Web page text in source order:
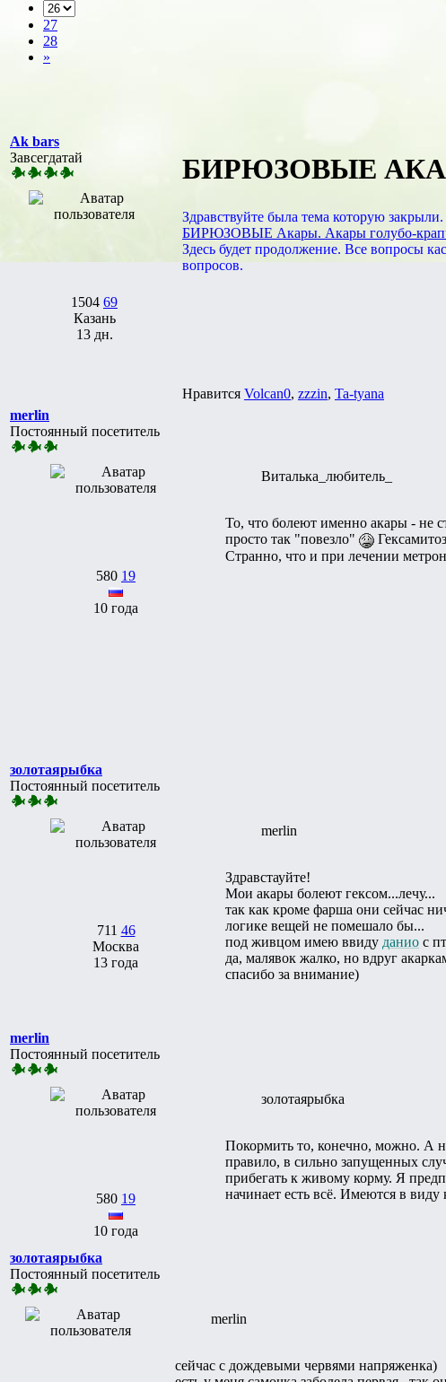
27
28
»
Ak bars
Завсегдатай
1504 69
Казань
13 дн.
БИРЮЗОВЫЕ
Здравствуйте была тема которую закрыли.
БИРЮЗОВЫЕ Акары. Акары голубо-
Здесь будет продолжение. Все вопросы
вопросов.
Нравится Volcan0, zzzin, Ta-tyana
merlin
Постоянный посетитель
580 19
10 года
Виталька_любитель_
То, что болеют именно акары - не
просто так "повезло"
Странно, что и при лечении
золотаярыбка
Постоянный посетитель
711 46
Москва
13 года
merlin
Здравстауйте!
Мои акары болеют гексом...лечу...
так как кроме фарша они сейчас
логике вещей не помешало бы...
под живцом имею ввиду данио с
да, малявок жалко, но вдруг
спасибо за внимание)
merlin
Постоянный посетитель
580 19
10 года
золотаярыбка
Покормить то, конечно, можно. А
правило, в сильно запущенных
прибегать к живому корму. Я
начинает есть всё. Имеются в
золотаярыбка
Постоянный посетитель
merlin
сейчас с дождевыми червями напряженка)